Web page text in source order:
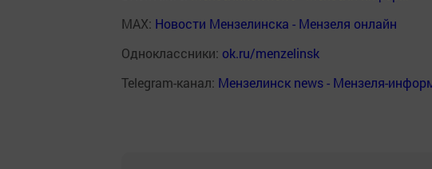
MAX: Новости Мензелинска - Мензеля онлайн
Одноклассники: ok.ru/menzelinsk
Telegram-канал: Мензелинск news - Мензеля-